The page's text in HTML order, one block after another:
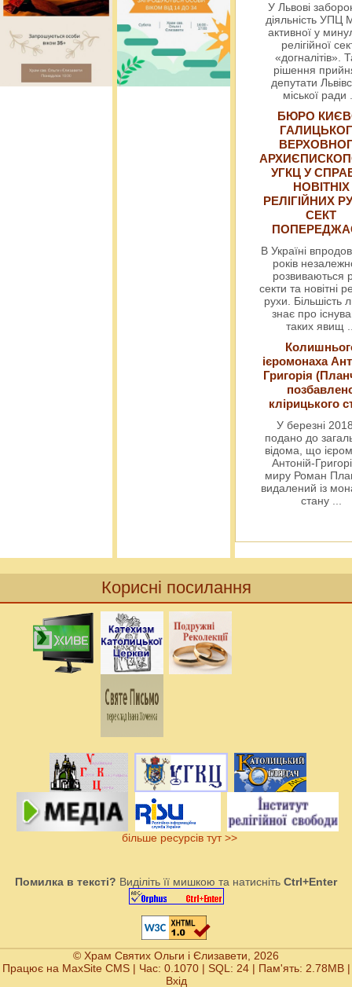
У Львові
діяльність УПЦ
активної у
релігійної
«догналітів».
рішення
депутати
міської ради
БЮРО
УГКЦ У
НОВІТНІХ
РЕЛІГІЙНИХ
СЕКТ
В Україні
років
розвиваються
секти та новітні
рухи. Більшість
знає про
таких явищ
ієромонаха
Григорія
клірицького
У березні
подано до
відома, що
Антоній-
миру Роман
видалений із
стану ...
Корисні посилання
більше ресурсів тут >>
Помилка в тексті? Виділіть її мишкою та натисніть Ctrl+Enter
© Храм Святих Ольги і Єлизавети, 2026
Працює на MaxSite CMS| Час: 0.1070 | SQL: 24 | Пам'ять: 2.78MB|
Вхід